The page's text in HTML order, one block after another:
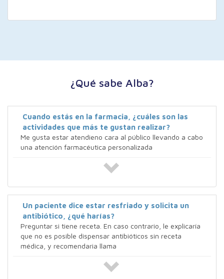
¿Qué sabe Alba?
Cuando estás en la farmacia, ¿cuáles son las
actividades que más te gustan realizar?
Me gusta estar atendieno cara al público llevando a cabo
una atención farmacéutica personalizada
Un paciente dice estar resfriado y solicita un
antibiótico, ¿qué harías?
Preguntar si tiene receta. En caso contrario, le explicaría
que no es posible dispensar antibióticos sin receta
médica, y recomendaria llama